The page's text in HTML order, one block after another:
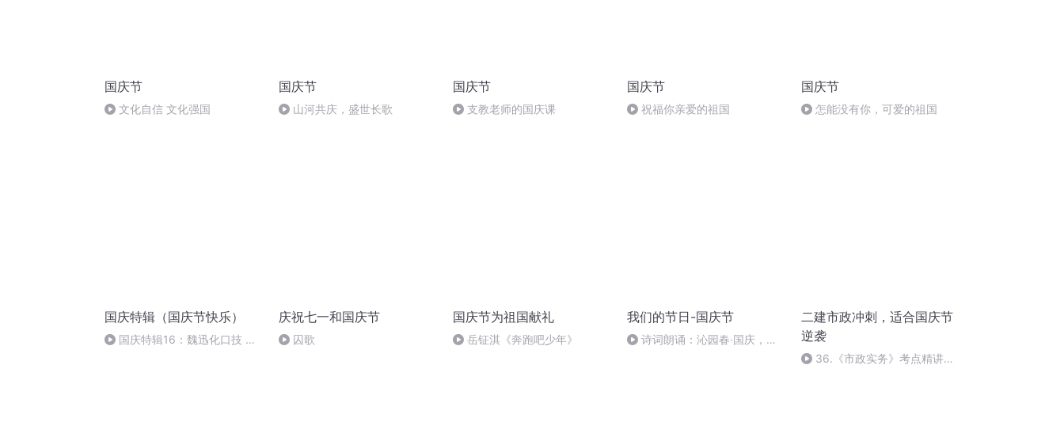
国庆节
文化自信 文化强国
国庆节
山河共庆，盛世长歌
国庆节
支教老师的国庆课
国庆节
祝福你亲爱的祖国
国庆节
怎能没有你，可爱的祖国
国庆特辑（国庆节快乐）
国庆特辑16：魏迅化口技 二
庆祝七一和国庆节
囚歌
国庆节为祖国献礼
岳钲淇《奔跑吧少年》
我们的节日-国庆节
诗词朗诵：沁园春·国庆，朗
二建市政冲刺，适合国庆节
逆袭
36.《市政实务》考点精讲第